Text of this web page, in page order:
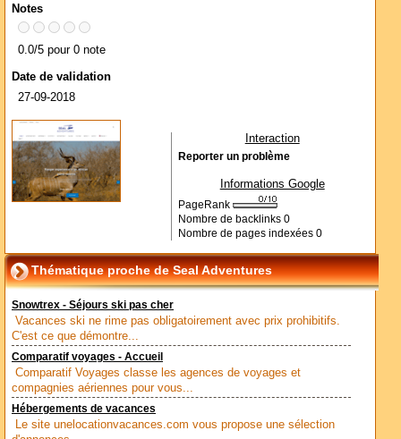
Notes
0.0/5 pour 0 note
Date de validation
27-09-2018
Interaction
Reporter un problème
Informations Google
PageRank
Nombre de backlinks 0
Nombre de pages indexées 0
Thématique proche de Seal Adventures
Snowtrex - Séjours ski pas cher
Vacances ski ne rime pas obligatoirement avec prix prohibitifs.
C'est ce que démontre...
Comparatif voyages - Accueil
Comparatif Voyages classe les agences de voyages et
compagnies aériennes pour vous...
Hébergements de vacances
Le site unelocationvacances.com vous propose une sélection